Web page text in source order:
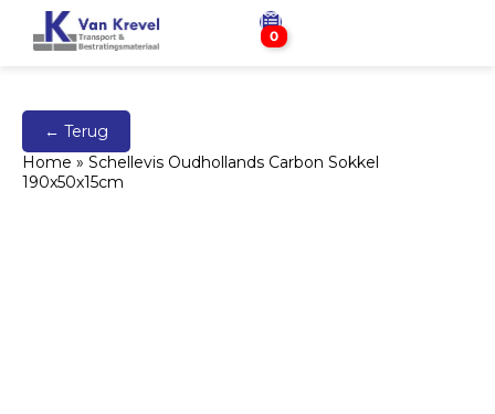
0
← Terug
Home » Schellevis Oudhollands Carbon Sokkel
190x50x15cm